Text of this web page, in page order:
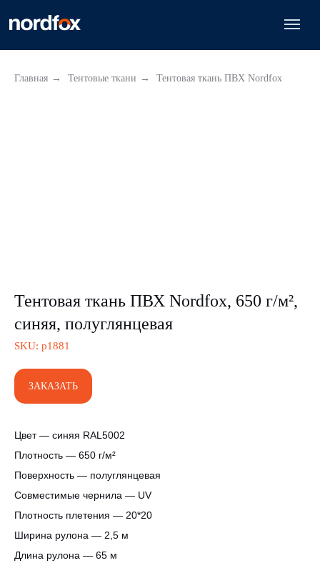
Главная → Тентовые ткани → Тентовая ткань ПВХ Nordfox
Тентовая ткань ПВХ Nordfox, 650 г/м²,
синяя, полуглянцевая
SKU: р1881
ЗАКАЗАТЬ
Цвет — синяя RAL5002
Плотность — 650 г/м²
Поверхность — полуглянцевая
Совместимые чернила — UV
Плотность плетения — 20*20
Ширина рулона — 2,5 м
Длина рулона — 65 м